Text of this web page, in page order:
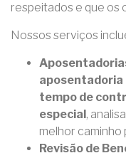
respeitados e que os
Nossos serviços
aposentadoria
tempo de
especial ,
melhor caminho
Revisão de